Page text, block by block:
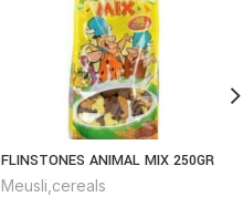
FLINSTONES ANIMAL MIX 250GR
Meusli,cereals